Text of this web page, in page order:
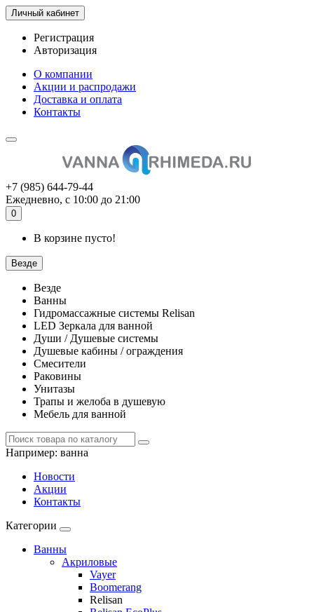
Личный кабинет
Регистрация
Авторизация
О компании
Акции и распродажи
Доставка и оплата
Контакты
+7 (985) 644-79-44
Ежедневно, с 10:00 до 21:00
0
В корзине пусто!
Везде
Везде
Ванны
Гидромассажные системы Relisan
LED Зеркала для ванной
Души / Душевые системы
Душевые кабины / ограждения
Смесители
Раковины
Унитазы
Трапы и желоба в душевую
Мебель для ванной
Например: ванна
Новости
Акции
Контакты
Категории
Ванны
Акриловые
Vayer
Boomerang
Relisan